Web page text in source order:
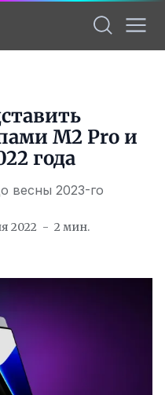
M2 Pro и
года
весны 2023-го
2022
2 мин.